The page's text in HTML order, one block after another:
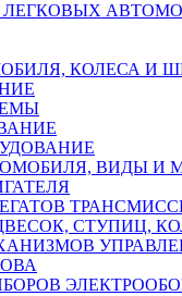
КОЛЕСА И
ВИДЫ И
СТУПИЦ,